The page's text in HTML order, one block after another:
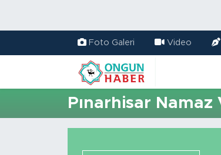
Foto Galeri Video
Pınarhisar
Trafik Durumu
TFF 2.Lig Kırmızı Grup Puan Durumu
Tüm Manşetler